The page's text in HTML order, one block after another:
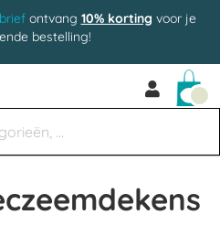
ontvang 10% korting voor je
bestelling!